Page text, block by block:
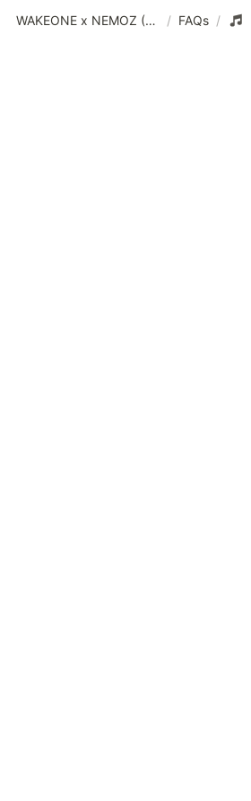
WAKEONE x NEMOZ (SPA) / FAQs /